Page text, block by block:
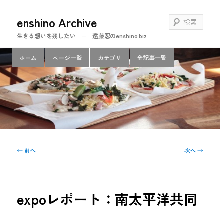
ン
ン
へ
移
動
enshino Archive
生きる想いを残したい − 遠藤忍のenshino.biz
索
メ
イ
ン
メ
ニ
ュ
ー
ホーム ページ一覧 カテゴリ 全記事一覧
投
ー
←前へ 次へ→
expoレポート：南太平洋共同